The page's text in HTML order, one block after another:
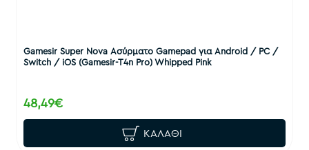
Gamesir Super Nova Ασύρματο Gamepad για Android / PC /
Switch / iOS (Gamesir-T4n Pro) Whipped Pink
48,49€
ΚΑΛΆΘΙ